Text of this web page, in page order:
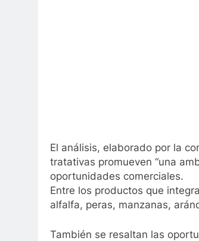
El análisis, elaborado por la
tratativas promueven “una
oportunidades comerciales.
Entre los productos que
alfalfa, peras, manzanas,
También se resaltan las